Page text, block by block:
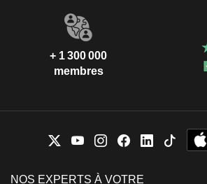
+ 1 300 000
membres
NOS EXPERTS À VOTRE